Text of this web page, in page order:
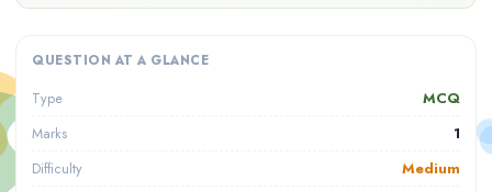
QUESTION AT A GLANCE
Type MCQ
Marks 1
Difficulty Medium